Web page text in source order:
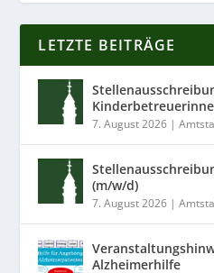
LETZTE BEITRÄGE
7. August 2026 |
(m/w/d)
7. August 2026 |
Alzheimerhilfe